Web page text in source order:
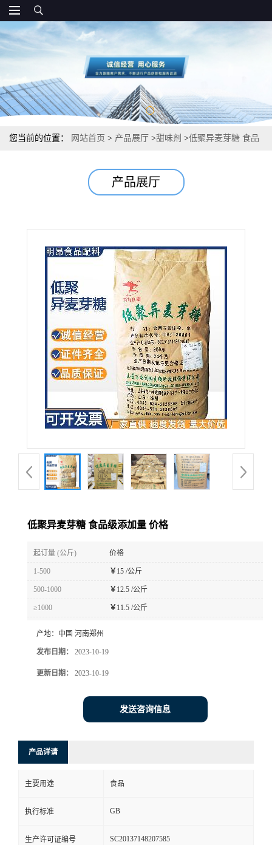
您当前的位置： 网站首页 > 产品展厅 >甜味剂 >低聚异麦芽糖 食品
产品展厅
低聚异麦芽糖 食品级添加量 价格
起订量 (公斤) 价格
1-500 ￥ 15 /公斤
500-1000 ￥ 12.5 /公斤
≥1000 ￥ 11.5 /公斤
产地： 中国 河南郑州
发布日期： 2023-10-19
更新日期： 2023-10-19
发送咨询信息
产品详请
主要用途 食品
执行标准 GB
生产许可证编号 SC20137148207585